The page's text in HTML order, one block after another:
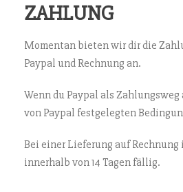
ZAHLUNG
Momentan bieten wir dir die
Paypal und Rechnung an.
Wenn du Paypal als
von Paypal festgelegten
Bei einer Lieferung auf
innerhalb von 14 Tagen fällig.